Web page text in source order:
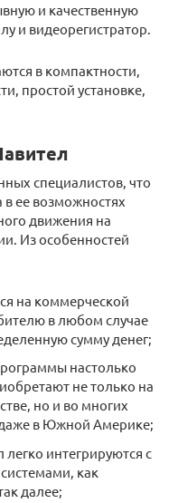
и качественную
и видеорегистратор.
в компактности,
простой установке,
специалистов, что
в ее возможностях
движения на
Из особенностей
на коммерческой
в любом случае
сумму денег;
настолько
не только на
но и во многих
в Южной Америке;
интегрируются с
как
далее;